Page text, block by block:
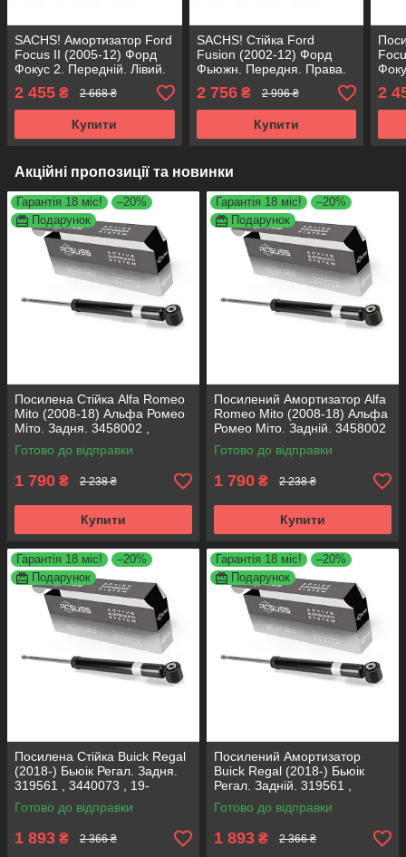
SACHS! Амортизатор Ford
Focus II (2005-12) Форд
Фокус 2. Передній. Лівий.
313667 , 334843 САКС
2 455 ₴ 2 668 ₴
Купити
SACHS! Стійка Ford
Fusion (2002-12) Форд
Фьюжн. Передня. Права.
311702 , 333399 САКС
2 756₴ 2 996 ₴
Купити
2
Акційні пропозиції та новинки
Гарантія 18 міс!
–20%
Подарунок
Посилена Стійка Alfa Romeo
Mito (2008-18) Альфа Ромео
Міто. Задня. 3458002 ,
317722. KOREA Аксусс!
Готово до відправки
1 790 ₴ 2 238 ₴
Купити
Гарантія 18 міс!
–20%
Подарунок
Посилений Амортизатор Alfa
Romeo Mito (2008-18) Альфа
Ромео Міто. Задній. 3458002
, 317722. KOREA Аксусс!
Готово до відправки
1 790 ₴ 2 238 ₴
Купити
Гарантія 18 міс!
–20%
Подарунок
Посилена Стійка Buick Regal
(2018-) Бьюік Регал. Задня.
319561 , 3440073 , 19-
280615. KOREA Аксусс!
Готово до відправки
1 893 ₴ 2 366 ₴
Гарантія 18 міс!
–20%
Подарунок
Посилений Амортизатор
Buick Regal (2018-) Бьюік
Регал. Задній. 319561 ,
3440073 , 19-280615. KOREA
Аксусс!
Готово до відправки
1 893 ₴ 2 366 ₴